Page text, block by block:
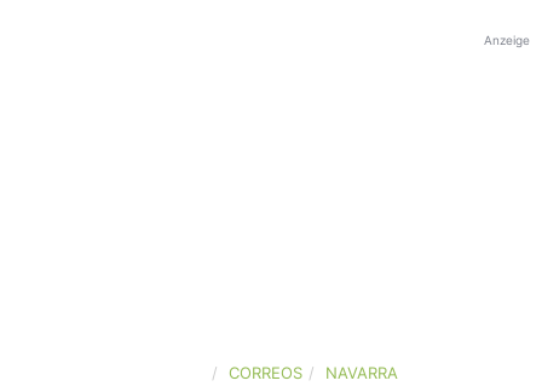
Anzeige
CORREOS NAVARRA